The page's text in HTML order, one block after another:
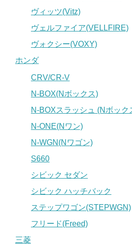
ヴィッツ(Vitz)
ヴェルファイア(VELLFIRE)
ヴォクシー(VOXY)
ホンダ
CRV/CR-V
N-BOX(Nボックス)
N-BOXスラッシュ (Nボック
N-ONE(Nワン)
N-WGN(Nワゴン)
S660
シビック セダン
シビック ハッチバック
ステップワゴン(STEPWGN)
フリード(Freed)
三菱